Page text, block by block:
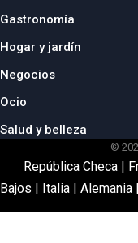
Gastronomía
Hogar y jardín
Negocios
Ocio
Salud y belleza
©
República Checa|
Bajos | Italia | Alemania |